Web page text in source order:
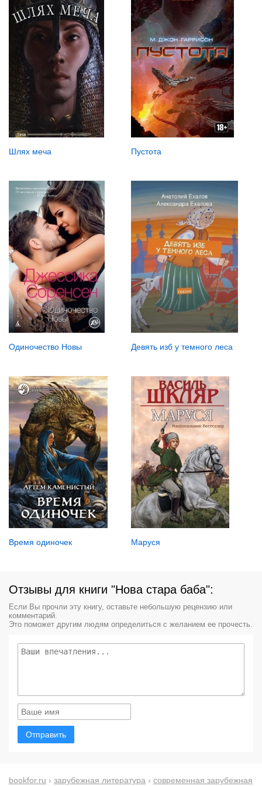
Шлях меча Пустота
Одиночество Новы Девять изб у тем­ного леса
Время одиночек Маруся
Отзывы для книги "Нова стара баба":
Если Вы прочли эту книгу, оставьте небольшую рецензию или
комментарий.
Это поможет другим людям определиться с желанием ее прочесть.
Отправить
bookfor.ru › зарубежная литература › современная зарубежная